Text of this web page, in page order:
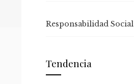
Responsabilidad Social
Tendencia